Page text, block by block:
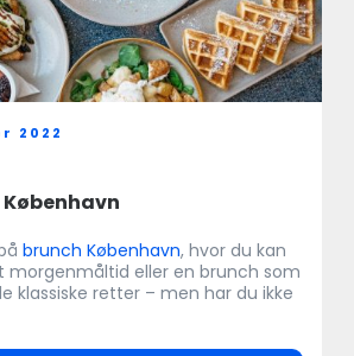
København
2022
brunch København, hvor du kan
eller en brunch som
klassiske retter – men har du ikke